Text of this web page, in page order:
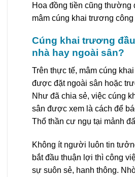
Hoa đồng tiền cũng thường
mâm cúng khai trương công
Cúng khai trương
nhà hay ngoài sân?
Trên thực tế, mâm cúng
được đặt ngoài sân hoặc
Như đã chia sẻ, việc cúng
sân được xem là cách để
Thổ thần cư ngụ tại mảnh
Không ít người luôn tin
bắt đầu thuận lợi thì công
sự suôn sẻ, hanh thông.